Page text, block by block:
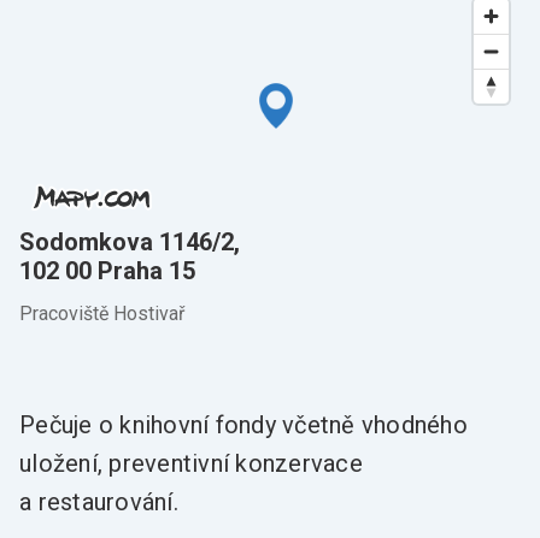
Sodomkova 1146/2,
102 00 Praha 15
Pracoviště Hostivař
Pečuje o knihovní fondy včetně vhodného
uložení, preventivní konzervace
a restaurování.